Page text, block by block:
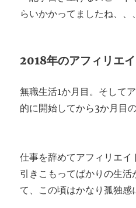
らいかかってましたね、、
2018年のアフィリエ
無職生活1か月目。そして
的に開始してから3か月目
仕事を辞めてアフィリエイ
引きこもってばかりの生活
て、この頃はかなり孤独感